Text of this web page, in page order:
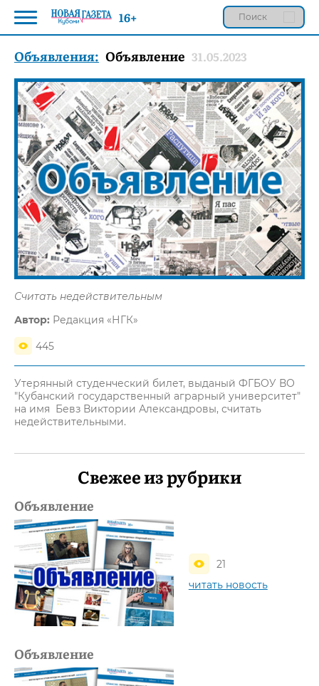
Объявления: Объявление 31.05.2023
Считать недействительным
Автор: Редакция «НГК»
445
Утерянный студенческий билет, выданый ФГБОУ ВО
"Кубанский государственный аграрный университет"
на имя Бевз Виктории Александровы, считать
недействительными.
Свежее из рубрики
Объявление
21
читать новость
Объявление
16+